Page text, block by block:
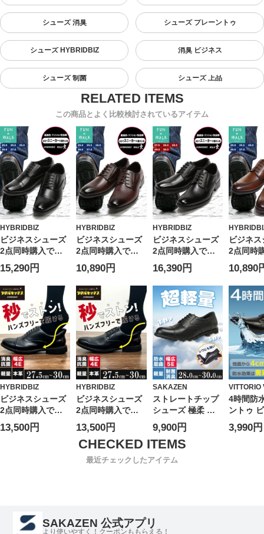
シューズ 消臭 シューズ プレーントゥ
シューズ HYBRIDBIZ 消臭 ビジネス
シューズ 制菌 シューズ 上品
この商品とよく比較検討されているアイテム
HYBRIDBIZ
ビジネスシューズ
2点同時購入で
3300円引き対象商
品 HYBRIDBIZ ハ
イブリッドビズ
HYBRIDBIZ
WALK 消臭加工 内
羽根 ストレートチ
ップ シューズ
15,290円
HYBRIDBIZ
ビジネスシューズ
2点同時購入で
3300円引き対象商
品 HYBRIDBIZ ハ
イブリッドビズ
HYBRIDBIZ
WALK 消臭加工 外
羽根 プレーントゥ
シューズ ビジネス
シューズ
10,890円
HYBRIDBIZ
ビジネスシューズ
2点同時購入で
3300円引き対象商
品 大きいサイズ
メンズ
HYBRIDBIZ
WALK ハイブリッ
ドビズ 消臭加工
外羽根式 プレーン
トゥ シューズ ビ
ジネスシューズ
16,390円
ビジネ
2点同時
3300円
品
イブリッ
羽根 U
ーズ
10,890
HYBRIDBIZ
ビジネスシューズ
2点同時購入で
3300円引き対象商
品 ビジネスシュー
28.5cm 29.0cm
13,500円
HYBRIDBIZ
ビジネスシューズ
2点同時購入で
3300円引き対象商
品 ビジネスシュー
ズ ラクバキックス
ハンズフリー 超軽
量 幅広4E 本革 外
28.5cm 29.0cm
13,500円
SAKAZEN
ストレートチップ
シューズ 極柔 ソ
フトレザー 防水
軽量 幅広5E 外羽
根 大きいサイズ
メンズ
9,900円
VITTORIO
4時間防
ントゥ
ューズ
根 梅雨
3,990円
最近チェックしたアイテム
SAKAZEN 公式アプリ
より使いやすく！クーポンももらえる！